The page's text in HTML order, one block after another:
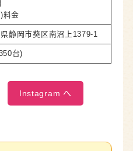
料金
静岡市葵区南沼上1379-1
台)
Instagram へ